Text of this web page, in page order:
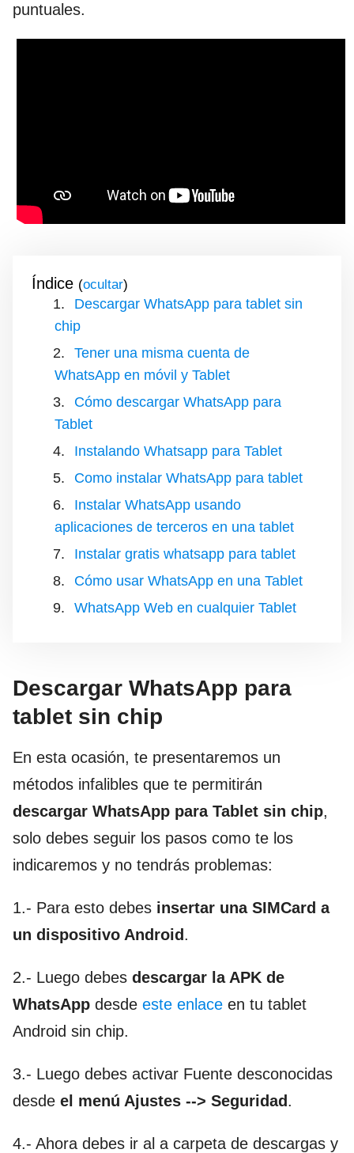
puntuales.
Índice ( )
Descargar WhatsApp para tablet sin
chip
Tener una misma cuenta de
WhatsApp en móvil y Tablet
Cómo descargar WhatsApp para
Tablet
Instalando Whatsapp para Tablet
Como instalar WhatsApp para tablet
Instalar WhatsApp usando
aplicaciones de terceros en una tablet
Instalar gratis whatsapp para tablet
Cómo usar WhatsApp en una Tablet
WhatsApp Web en cualquier Tablet
Descargar WhatsApp para
tablet sin chip
En esta ocasión, te presentaremos un
métodos infalibles que te permitirán
descargar WhatsApp para Tablet sin chip,
solo debes seguir los pasos como te los
indicaremos y no tendrás problemas:
1.- Para esto debes insertar una SIMCard a
un dispositivo Android .
2.- Luego debes descargar la APK de
WhatsApp desde este enlace en tu tablet
Android sin chip.
3.- Luego debes activar Fuente desconocidas
desde el menú Ajustes --> Seguridad .
4.- Ahora debes ir al a carpeta de descargas y